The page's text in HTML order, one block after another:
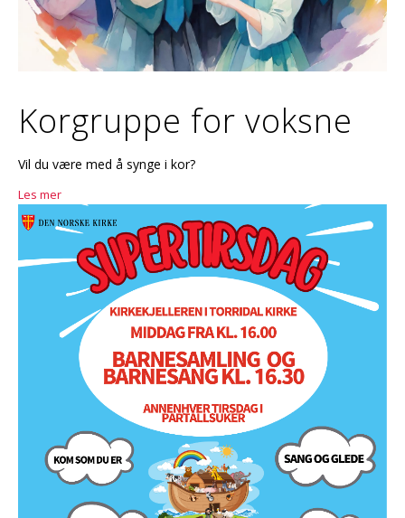
Korgruppe for voksne
Vil du være med å synge i kor?
Les mer